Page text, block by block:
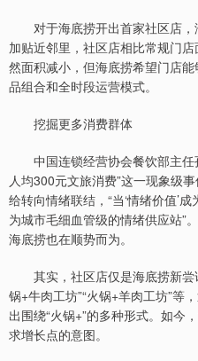
对于海底捞开出首家社区店，
加贴近邻里，社区店相比常规门
然面积减小，但海底捞希望门店
品组合和全时段运营模式。
挖掘更多消费群体
中国连锁经营协会餐饮部主任
人均300元文旅消费”这一现象级
给转向情绪联结，“当‘情绪价值’
为城市毛细血管级的情绪供应站”
海底捞也在顺势而为。
其实，社区店仅是海底捞新尝
锅+牛肉工坊”“火锅+羊肉工坊”等
出围绕“火锅+”的多种形式。如今
求增长点的意图。